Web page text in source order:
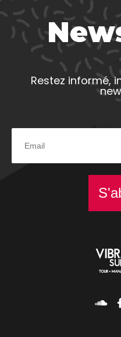
Restez informé,